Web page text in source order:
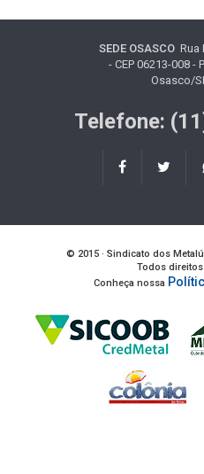
SEDE OSASCORua
- CEP 06213-008 -
Osasco/
Telefone:
© 2015 · Sindicato dos
Todos
Conheça nossa